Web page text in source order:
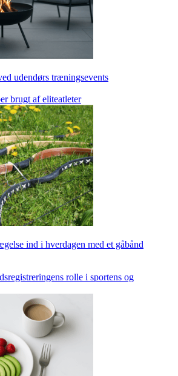
udendørs træningsevents
brugt af eliteatleter
ind i hverdagen med et gåbånd
rolle i sportens og